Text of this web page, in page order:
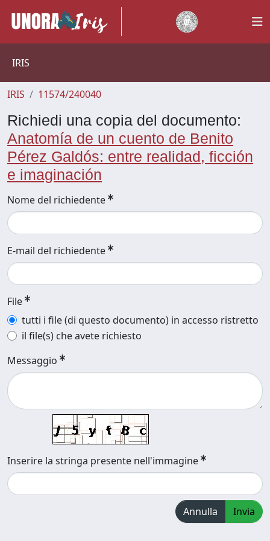
IRIS
IRIS 11574/240040
Richiedi una copia del documento:
Anatomía de un cuento de Benito
Pérez Galdós: entre realidad, ficción
e imaginación
Nome del richiedente
E-mail del richiedente
File
tutti i file (di questo documento) in accesso ristretto
il file(s) che avete richiesto
Messaggio
Inserire la stringa presente nell'immagine
Annulla Invia